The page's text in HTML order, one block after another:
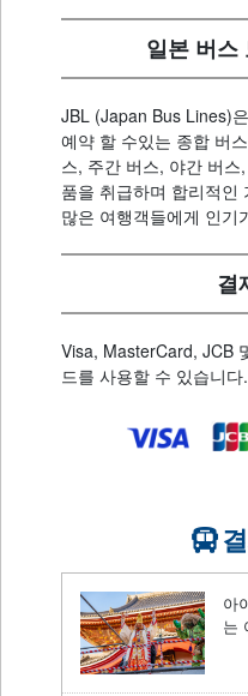
일본 버스
JBL (Japan Bus Lines)
예약 할 수있는 종합 버
스, 주간 버스, 야간 버
품을 취급하며 합리적인
많은 여행객들에게 인기
결
Visa, MasterCard, JCB
드를 사용할 수 있습니다.
아
는